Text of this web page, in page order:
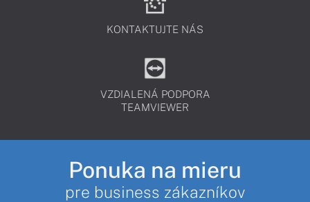
KONTAKTUJTE NÁS
VZDIALENÁ PODPORA
TEAMVIEWER
Ponuka na mieru
pre business zákazníkov